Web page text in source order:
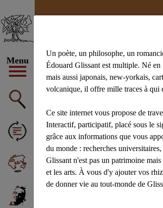
Menu
Un poète, un philosophe, un
Édouard Glissant est multiple. Né
mais aussi japonais, new-yorkais,
volcanique, il offre mille traces à qui
Ce site internet vous propose de
Interactif, participatif, placé sous le
grâce aux informations que vous
du monde : recherches
Glissant n'est pas un patrimoine
et les arts. À vous d'y ajouter vos
de donner vie au tout-monde de